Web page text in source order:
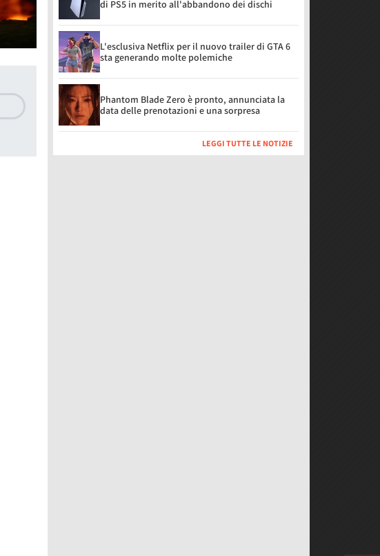
di PS5 in merito all'abbandono dei dischi
L'esclusiva Netflix per il nuovo trailer di GTA 6
sta generando molte polemiche
Phantom Blade Zero è pronto, annunciata la
data delle prenotazioni e una sorpresa
LEGGI TUTTE LE NOTIZIE